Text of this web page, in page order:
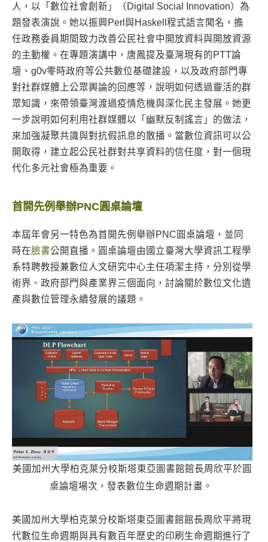
人，以「數位社會創新」（Digital Social Innovation）為
題發表演說。她以振興Perl與Haskell程式語言聞名，擔
任政務委員期間致力改善公民社會中開放資料與開放資源
的主動權。在專題演講中，唐鳳提及臺灣現有的PTT論
壇、g0v零時政府等公共數位基礎建設，以及政府部門專
對社群媒體上公眾輿論的回應等，說明如何透過靈活的群
眾知識，來帶領臺灣渡過疫情危機與深化民主發展。她更
一步說明如何利用社群媒體以「幽默反制謠言」的做法，
來加強凝聚共識與對抗假訊息的散播。當數位資訊可以公
開取得，建立起公民社群對共享資料的信任度，對一個現
代化多元社會極為重要。
首開先例舉辦PNC圓桌論壇
本屆年會另一特色為首開先例舉辦PNC圓桌論壇，並同
時在臉書公開直播。圓桌論壇由國立臺灣大學資訊工程學
系特聘教授兼數位人文研究中心主任項潔主持，分別從學
術界、政府部門與產業界三個面向，討論關於數位文化遺
產與數位管理永續發展的議題。
美國加州大學柏克萊分校斯塔東亞圖書館館長周欣平於圓
桌論壇場次，發表數位生命週期計畫。
美國加州大學柏克萊分校斯塔東亞圖書館館長周欣平將現
代數位生命週期與具有數百年歷史的印刷生命週期進行了